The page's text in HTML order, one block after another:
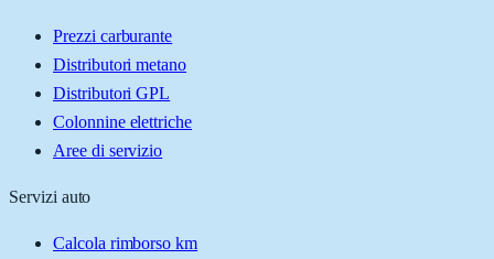
Prezzi carburante
Distributori metano
Distributori GPL
Colonnine elettriche
Aree di servizio
Servizi auto
Calcola rimborso km